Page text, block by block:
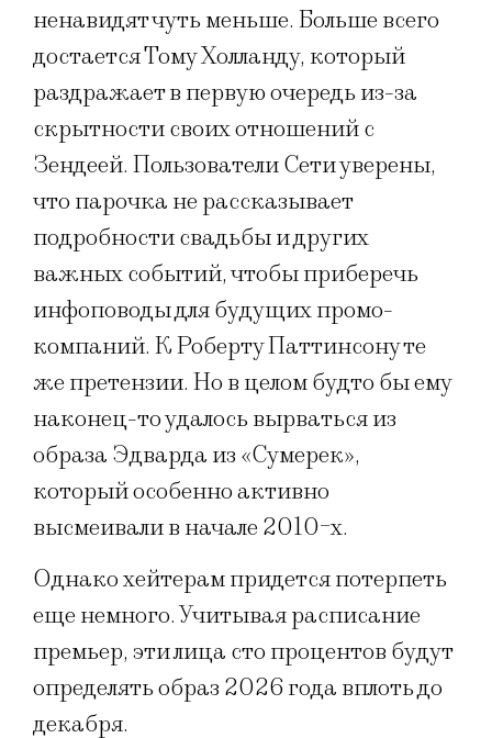
ненавидят чуть меньше. Больше всего
достается Тому Холланду, который
раздражает в первую очередь из-за
скрытности своих отношений с
Зендеей. Пользователи Сети уверены,
что парочка не рассказывает
подробности свадьбы и других
важных событий, чтобы приберечь
инфоповоды для будущих промо-
компаний. К Роберту Паттинсону те
же претензии. Но в целом будто бы ему
наконец-то удалось вырваться из
образа Эдварда из «Сумерек»,
который особенно активно
высмеивали в начале 2010-х.
Однако хейтерам придется потерпеть
еще немного. Учитывая расписание
премьер, эти лица сто процентов будут
определять образ 2026 года вплоть до
декабря.